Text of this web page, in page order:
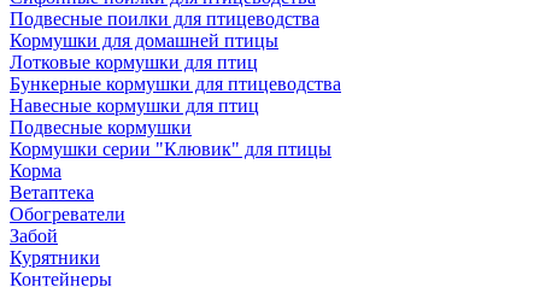
Подвесные поилки для птицеводства
Кормушки для домашней птицы
Лотковые кормушки для птиц
Бункерные кормушки для птицеводства
Навесные кормушки для птиц
Подвесные кормушки
Кормушки серии "Клювик" для птицы
Корма
Ветаптека
Обогреватели
Забой
Курятники
Контейнеры